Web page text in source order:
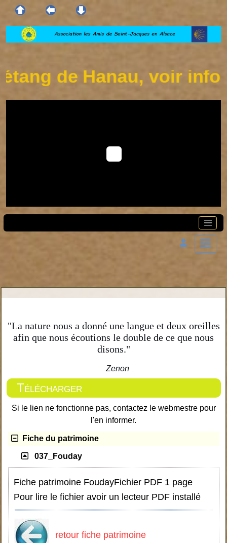
de Hanau, voir infos
"La nature nous a donné une langue et deux oreilles
afin que nous écoutions le double de ce que nous
disons."
Zenon
Télécharger
Si le lien ne fonctionne pas, contactez le webmestre pour
l'en informer.
Fiche du patrimoine
037_Fouday
Fiche patrimoine FoudayFichier PDF 1 page
Pour lire le fichier avoir un lecteur PDF installé
retour fiche patrimoine